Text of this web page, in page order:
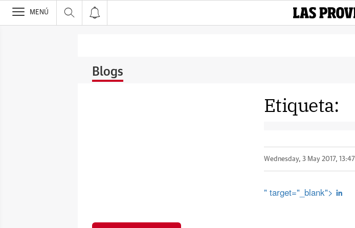
>
MENÚ
Blogs
Etiqueta:
Wednesday, 3 May 2017, 13:47
" target="_blank">